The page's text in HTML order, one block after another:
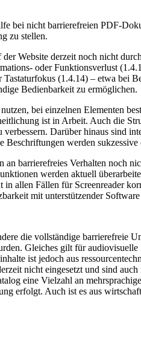
bei nicht barrierefreien PDF-
zu stellen.
Website derzeit noch nicht
oder Funktionsverlust
(1.4.14) – etwa bei
Bedienbarkeit zu ermöglichen.
bei einzelnen Elementen
ist in Arbeit. Auch die
Darüber hinaus sind
werden sukzessive
barrierefreies Verhalten noch
werden aktuell
allen Fällen für Screenreader
mit unterstützender Software
die vollständige barrierefreie
Gleiches gilt für
ist jedoch aus
nicht eingesetzt und sind
eine Vielzahl an
erfolgt. Auch ist es aus